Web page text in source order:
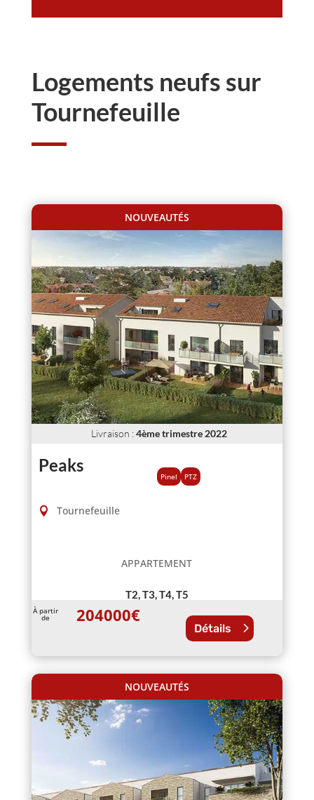
Logements neufs sur
Tournefeuille
NOUVEAUTÉS
Livraison :4ème trimestre 2022
Peaks
Pinel PTZ
Tournefeuille
APPARTEMENT
T2, T3, T4, T5
À partir
de 204000€
Détails
NOUVEAUTÉS